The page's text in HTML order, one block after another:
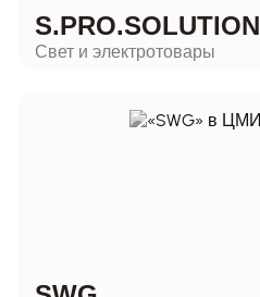
S.PRO.SOLUTION
Свет и электротовары